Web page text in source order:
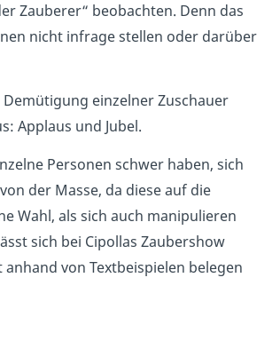
Zauberer“ beobachten. Denn das
nicht infrage stellen oder darüber
Demütigung einzelner Zuschauer
Applaus und Jubel.
Personen schwer haben, sich
der Masse, da diese auf die
Wahl, als sich auch manipulieren
sich bei Cipollas Zaubershow
von Textbeispielen belegen